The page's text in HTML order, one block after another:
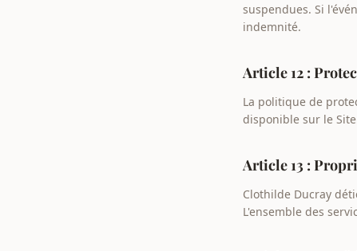
suspendues. Si
indemnité.
Article 12 :
La politique de
disponible sur le
Article 13 :
Clothilde Ducray
L'ensemble des